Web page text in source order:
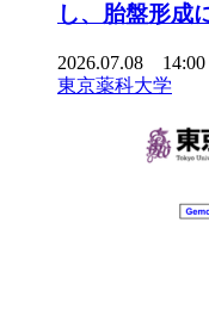
し、胎盤形成
2026.07.08 14:00
東京薬科大学